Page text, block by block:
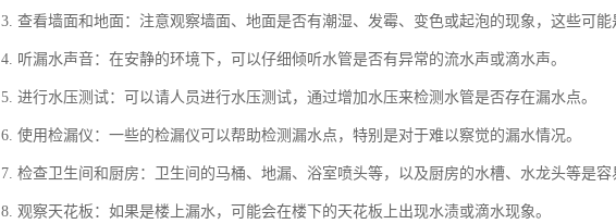
3. 查看墙面和地面：注意观察墙面、地面是否有潮湿、发霉、变色或起泡的现象，这些可能
4. 听漏水声音：在安静的环境下，可以仔细倾听水管是否有异常的流水声或滴水声。
5. 进行水压测试：可以请人员进行水压测试，通过增加水压来检测水管是否存在漏水点。
6. 使用检漏仪：一些的检漏仪可以帮助检测漏水点，特别是对于难以察觉的漏水情况。
7. 检查卫生间和厨房：卫生间的马桶、地漏、浴室喷头等，以及厨房的水槽、水龙头等是容
8. 观察天花板：如果是楼上漏水，可能会在楼下的天花板上出现水渍或滴水现象。